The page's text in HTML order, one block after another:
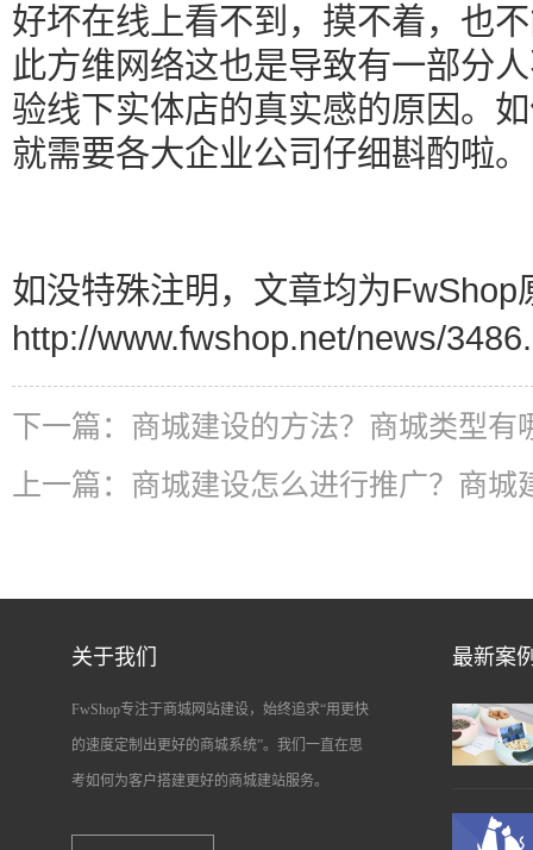
好坏在线上看不到，摸不着，也
此方维网络这也是导致有一部分
验线下实体店的真实感的原因。
就需要各大企业公司仔细斟酌啦。
如没特殊注明，文章均为FwShop
http://www.fwshop.net/news/
下一篇： 商城建设的方法？商城类型有
上一篇： 商城建设怎么进行推广？商城
关于我们
FwShop专注于商城网站建设，始终追求“用更快
的速度定制出更好的商城系统”。我们一直在思
考如何为客户搭建更好的商城建站服务。
最新案